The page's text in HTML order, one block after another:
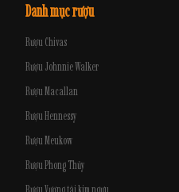
Danh mục rượu
Rượu Chivas
Rượu Johnnie Walker
Rượu Macallan
Rượu Hennessy
Rượu Meukow
Rượu Phong Thủy